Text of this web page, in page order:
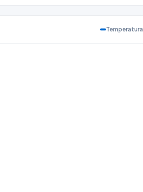
Temperatura